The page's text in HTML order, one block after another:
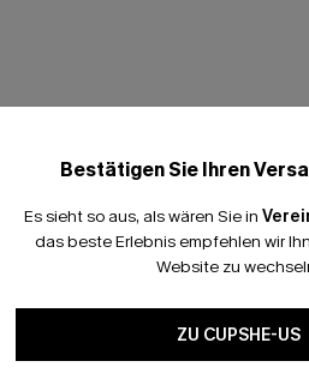
Bestätigen Sie Ihren
Es sieht so aus, als wären Sie in
das beste Erlebnis empfehlen wir
Website zu
ZU CUPSHE-US